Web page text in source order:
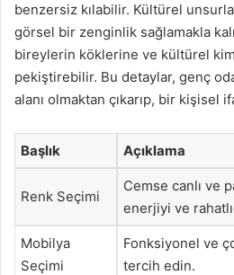
benzersiz kılabilir. Kültürel
görsel bir zenginlik sağlamakla
bireylerin köklerine ve kültürel
pekiştirebilir. Bu detaylar, genç
alanı olmaktan çıkarıp, bir kişisel
Başlık Açıklama
Renk Seçimi
Cemse canlı ve
enerjiyi ve
Mobilya
Seçimi
Fonksiyonel ve
tercih edin.